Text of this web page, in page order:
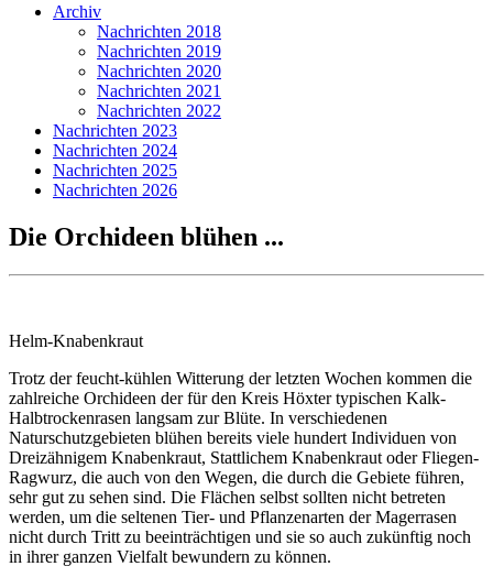
Archiv
Nachrichten 2018
Nachrichten 2019
Nachrichten 2020
Nachrichten 2021
Nachrichten 2022
Nachrichten 2023
Nachrichten 2024
Nachrichten 2025
Nachrichten 2026
Die Orchideen blühen ...
Helm-Knabenkraut
Trotz der feucht-kühlen Witterung der letzten Wochen kommen die
zahlreiche Orchideen der für den Kreis Höxter typischen Kalk-
Halbtrockenrasen langsam zur Blüte. In verschiedenen
Naturschutzgebieten blühen bereits viele hundert Individuen von
Dreizähnigem Knabenkraut, Stattlichem Knabenkraut oder Fliegen-
Ragwurz, die auch von den Wegen, die durch die Gebiete führen,
sehr gut zu sehen sind. Die Flächen selbst sollten nicht betreten
werden, um die seltenen Tier- und Pflanzenarten der Magerrasen
nicht durch Tritt zu beeinträchtigen und sie so auch zukünftig noch
in ihrer ganzen Vielfalt bewundern zu können.